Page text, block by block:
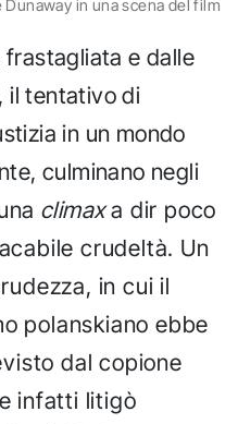
in una scena del film
e dalle
il tentativo di
in un mondo
culminano negli
climaxa dir poco
crudeltà. Un
in cui il
polanskiano ebbe
dal copione
infatti litigò